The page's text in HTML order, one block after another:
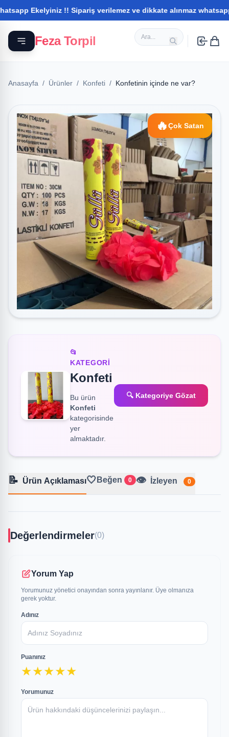
Ekelyiniz !! Sipariş verilemez ve dikkate alınmaz
Feza Torpil
Anasayfa / Ürünler / Konfeti / Konfetinin içinde ne var?
🔥Çok Satan
📂
KATEGORI
Konfeti
Bu ürün
Konfeti
kategorisinde
yer
almaktadır.
🔍 Kategoriye Gözat
📝 Ürün Açıklaması🤍 Beğen 0 👁️ İzleyen 0
Değerlendirmeler(0)
Yorum Yap
Yorumunuz yönetici onayından sonra yayınlanır. Üye olmanıza
gerek yoktur.
Adınız
Puanınız
★★★★★
Yorumunuz